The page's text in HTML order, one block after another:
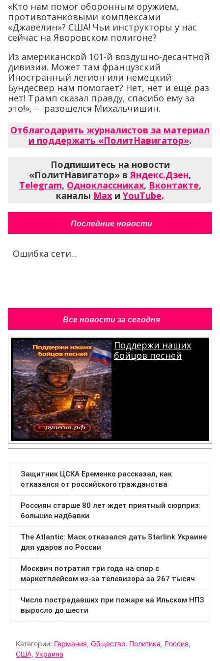
«Кто нам помог оборонным оружием,
противотанковыми комплексами
«Джавелин»? США! Чьи инструкторы у нас
сейчас на Яворовском полигоне?
Из американской 101-й воздушно-десантной
дивизии. Может там французский
Иностранный легион или немецкий
Бундесвер нам помогает? Нет, нет и ещё раз
нет! Трамп сказал правду, спасибо ему за
это!», – разошелся Михальчишин.
Отблагодарить журналистов за материал
и поддержать «ПолитНавигатор».
Подпишитесь на новости
«ПолитНавигатор» вЯндекс.Дзен,
Telegram, Одноклассниках, Вконтакте,
каналы Max и YouTube.
Последние новости
Ошибка сети...
Все новости за сегодня
Поддержи наших
бойцов песней
.
Категории: Германия, Общество, Политика, Россия,
США, Украина